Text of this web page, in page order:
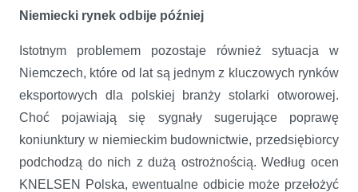
Niemiecki rynek odbije później
Istotnym problemem pozostaje również sytuacja w
Niemczech, które od lat są jednym z kluczowych rynków
eksportowych dla polskiej branży stolarki otworowej.
Choć pojawiają się sygnały sugerujące poprawę
koniunktury w niemieckim budownictwie, przedsiębiorcy
podchodzą do nich z dużą ostrożnością. Według ocen
KNELSEN Polska, ewentualne odbicie może przełożyć